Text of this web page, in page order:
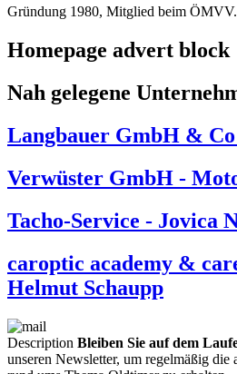
Gründung 1980, Mitglied beim ÖMVV.
Homepage advert block
Nah gelegene
Langbauer GmbH &
Verwüster GmbH -
Tacho-Service - Jovica
caroptic academy &
Helmut Schaupp
Description Bleiben Sie auf dem
unseren Newsletter, um regelmäßig die